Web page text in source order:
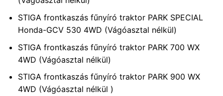
STIGA frontkaszás fűnyíró traktor PARK SPECIAL
Honda-GCV 530 4WD (Vágóasztal nélkül)
STIGA frontkaszás fűnyíró traktor PARK 700 WX
4WD (Vágóasztal nélkül)
STIGA frontkaszás fűnyíró traktor PARK 900 WX
4WD (Vágóasztal nélkül )